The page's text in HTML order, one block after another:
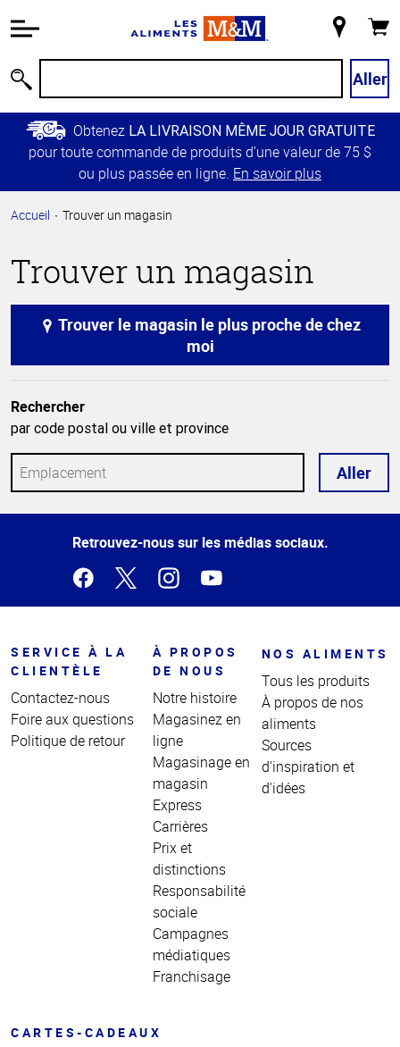
relative à
Passer
contenu
principal
Retour à
principale
magasin
Aller
Obtenez LA LIVRAISON MÊME JOUR GRATUITE
pour toute commande de produits d’une valeur de 75 $
ou plus passée en ligne. En savoir plus
Accueil Trouver un magasin
Trouver un magasin
moi
Rechercher
par code postal ou ville et province
Aller
Retrouvez-nous sur les médias sociaux.
SERVICE À LA
CLIENTÈLE
Contactez-nous
Foire aux questions
Politique de retour
À PROPOS
DE NOUS
Notre histoire
Magasinez en
ligne
Magasinage en
magasin
Express
Carrières
Prix et
distinctions
Responsabilité
sociale
Campagnes
médiatiques
Franchisage
NOS ALIMENTS
Tous les produits
À propos de nos
aliments
Sources
d'inspiration et
d'idées
CARTES-CADEAUX